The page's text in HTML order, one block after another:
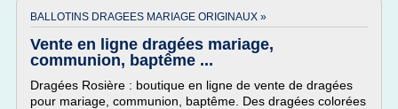
BALLOTINS DRAGEES MARIAGE ORIGINAUX »
Vente en ligne dragées mariage,
communion, baptême ...
Dragées Rosière : boutique en ligne de vente de dragées
pour mariage, communion, baptême. Des dragées colorées